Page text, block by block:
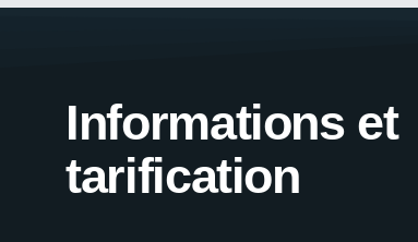
Informations et
tarification